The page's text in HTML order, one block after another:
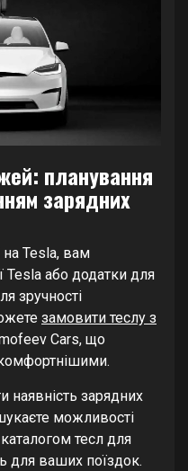
планування
зарядних
Tesla, вам
Tesla або додатки для
зручності
замовити теслу з
Cars, що
зарядних
можливості
тесл для
для ваших поїздок.